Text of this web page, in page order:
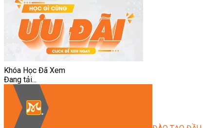
Khóa Học Đã Xem
Đang tải...